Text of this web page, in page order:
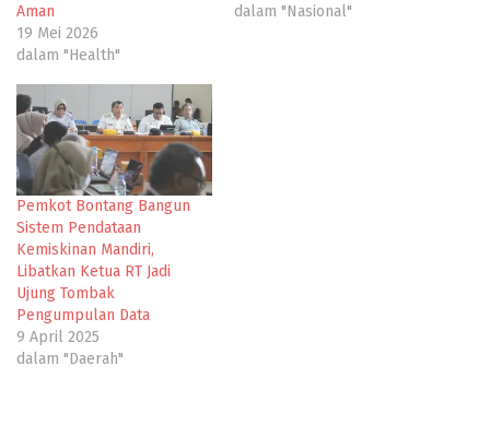
Aman
19 Mei 2026
dalam "Health"
dalam "Nasional"
Pemkot Bontang Bangun
Sistem Pendataan
Kemiskinan Mandiri,
Libatkan Ketua RT Jadi
Ujung Tombak
Pengumpulan Data
9 April 2025
dalam "Daerah"